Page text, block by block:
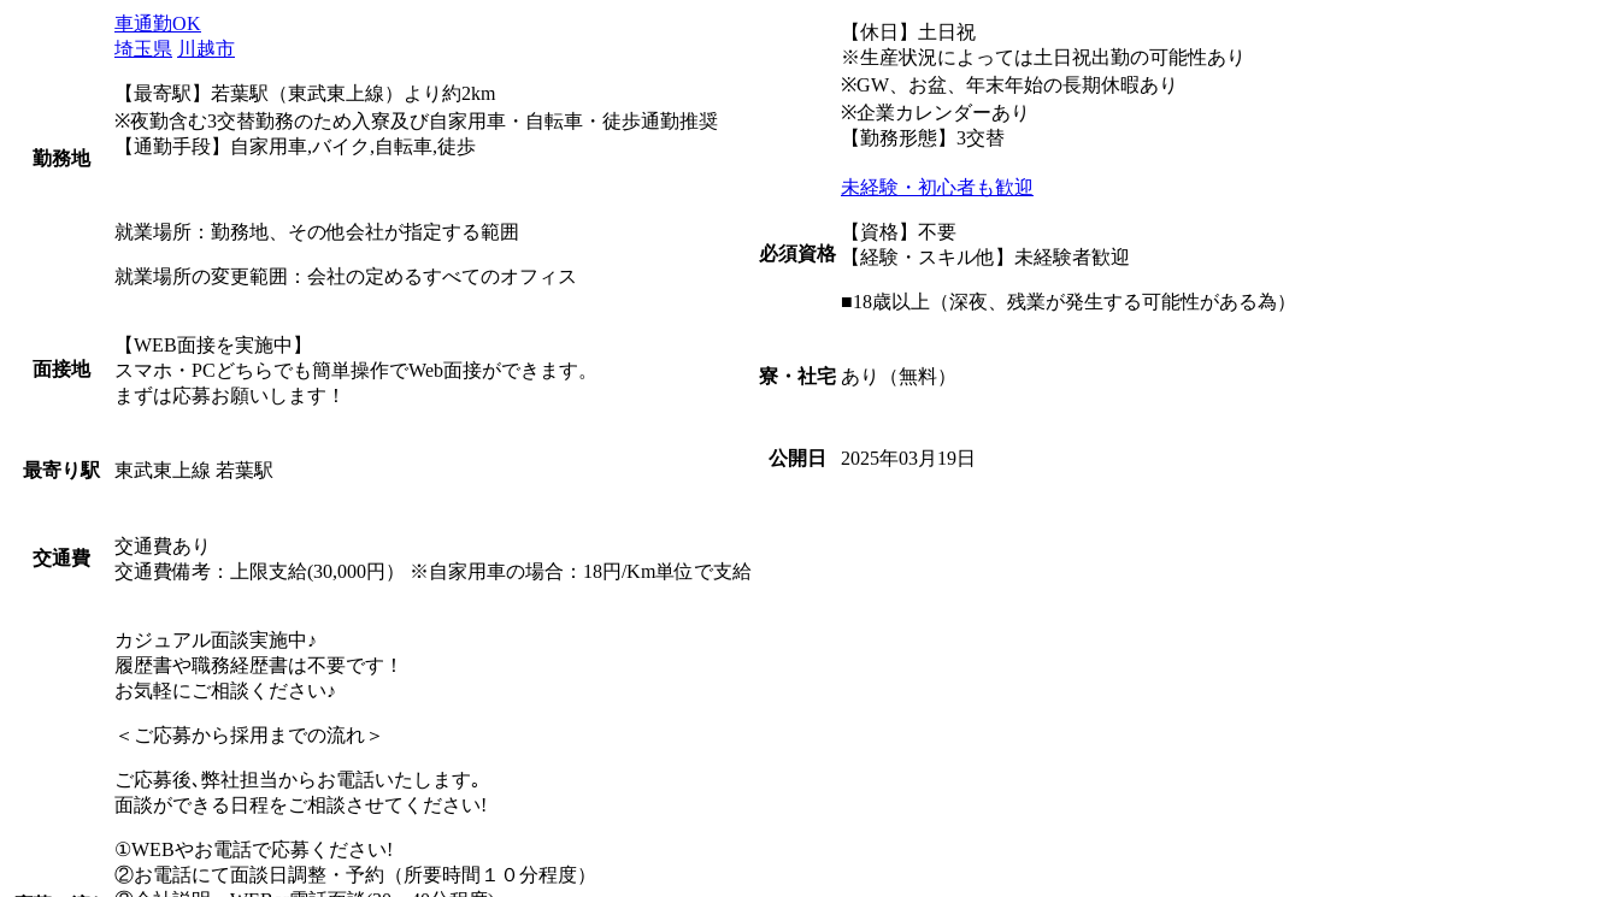
勤務地
車通勤OK
埼玉県 川越市
【最寄駅】若葉駅（東武東上線）より約2km
※夜勤含む3交替勤務のため入寮及び自家用車・自転車・徒歩通勤推奨
【通勤手段】自家用車,バイク,自転車,徒歩
就業場所：勤務地、その他会社が指定する範囲
就業場所の変更範囲：会社の定めるすべてのオフィス
面接地
【WEB面接を実施中】
スマホ・PCどちらでも簡単操作でWeb面接ができます。
まずは応募お願いします！
最寄り駅 東武東上線 若葉駅
交通費
交通費あり
交通費備考：上限支給(30,000円） ※自家用車の場合：18円/Km単位で支給
カジュアル面談実施中♪
履歴書や職務経歴書は不要です！
お気軽にご相談ください♪
＜ご応募から採用までの流れ＞
ご応募後､弊社担当からお電話いたします｡
面談ができる日程をご相談させてください!
①WEBやお電話で応募ください!
②お電話にて面談日調整・予約（所要時間１０分程度）
【休日】土日祝
※生産状況によっては土日祝出勤の可能性あり
※GW、お盆、年末年始の長期休暇あり
※企業カレンダーあり
【勤務形態】3交替
必須資格
未経験・初心者も歓迎
【資格】不要
【経験・スキル他】未経験者歓迎
■18歳以上（深夜、残業が発生する可能性がある為）
寮・社宅 あり（無料）
公開日 2025年03月19日